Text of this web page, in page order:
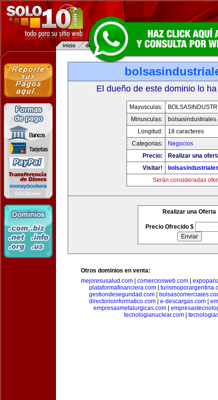
El dueño de este dominio lo
Mayusculas:
Minusculas:
Longitud:
18 caracteres
Categorias:
Negocios
Precio:
Realizar una
Visitar!
Serán consideradas
Realizar una Oferta
Precio Ofrecido $
Otros dominios en venta:
mejoresusalud.com
comerciosweb.com
plataformafinanciera.com
gestiondeseguridad.com
directorioinformatico.com
e-descargas.com
empresasmetalurgicas.com|
tecnologianuclear.com